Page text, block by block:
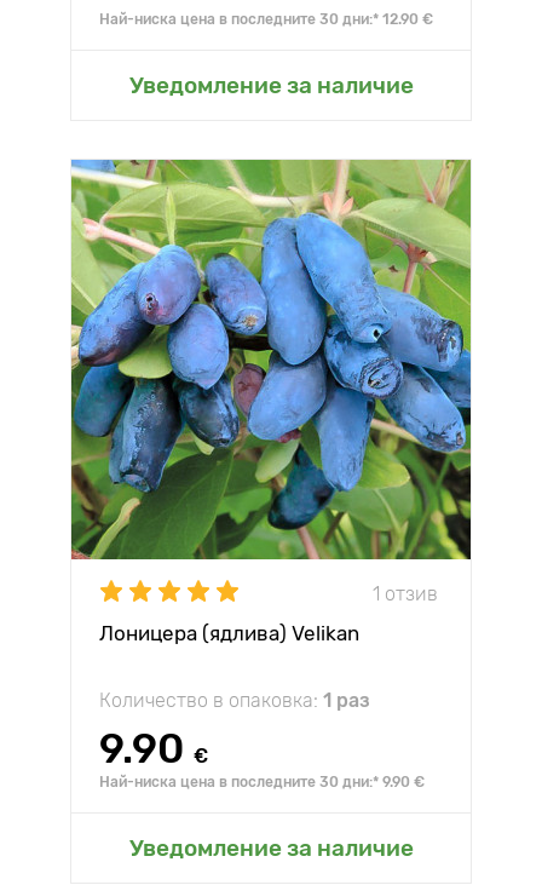
Най-ниска цена в последните 30 дни:* 12.90 €
Уведомление за наличие
1 отзив
Лоницера (ядлива) Velikan
Количество в опаковка: 1 раз
9.90 €
Най-ниска цена в последните 30 дни:* 9.90 €
Уведомление за наличие